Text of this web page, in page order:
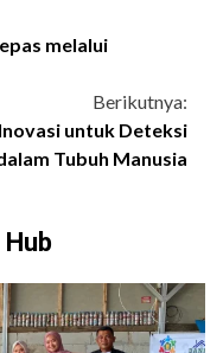
melalui
Berikutnya:
untuk Deteksi
Tubuh Manusia